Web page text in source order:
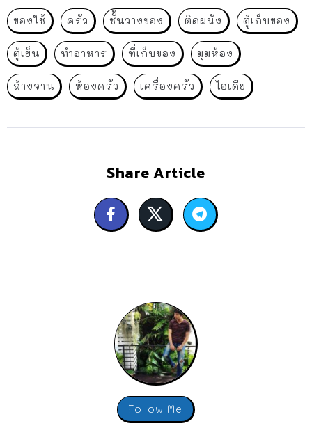
ของใช้ ครัว ชั้นวางของ ติดผนัง ตู้เก็บของ
ตู้เย็น ทำอาหาร ที่เก็บของ มุมห้อง
ล้างจาน ห้องครัว เครื่องครัว ไอเดีย
Share Article
Follow Me